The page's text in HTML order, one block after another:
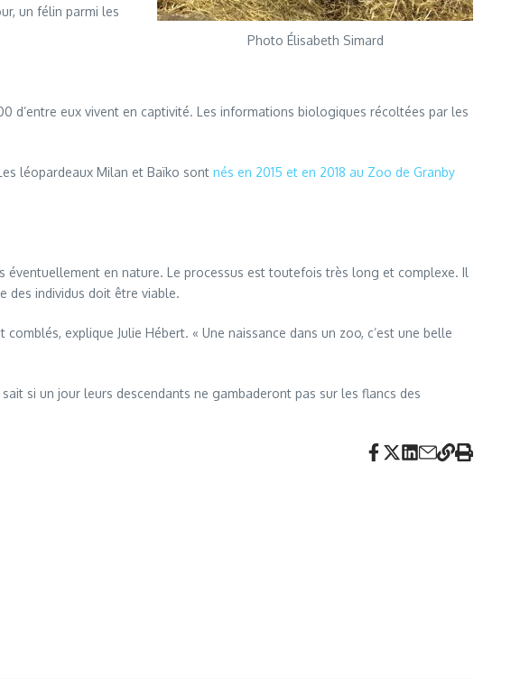
Photo Élisabeth Simard
un félin parmi les
d’entre eux vivent en captivité. Les informations biologiques récoltées par les
léopardeaux Milan et Baïko sont nés en 2015 et en 2018 au Zoo de Granby
éventuellement en nature. Le processus est toutefois très long et complexe. Il
des individus doit être viable.
explique Julie Hébert. « Une naissance dans un zoo, c’est une belle
si un jour leurs descendants ne gambaderont pas sur les flancs des